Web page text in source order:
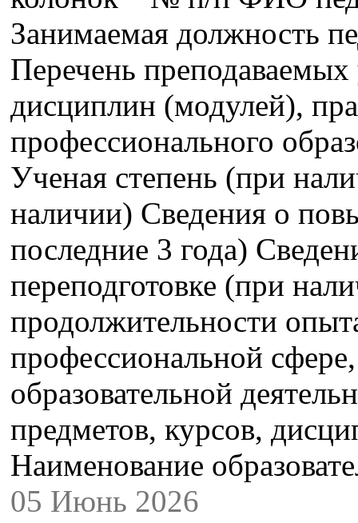
Занимаемая должность
Перечень
дисциплин (модулей),
профессионального
Ученая степень (при
наличии) Сведения о
последние 3 года)
переподготовке (при
продолжительности
профессиональной
образовательной
предметов, курсов,
Наименование
05 Июнь 2026